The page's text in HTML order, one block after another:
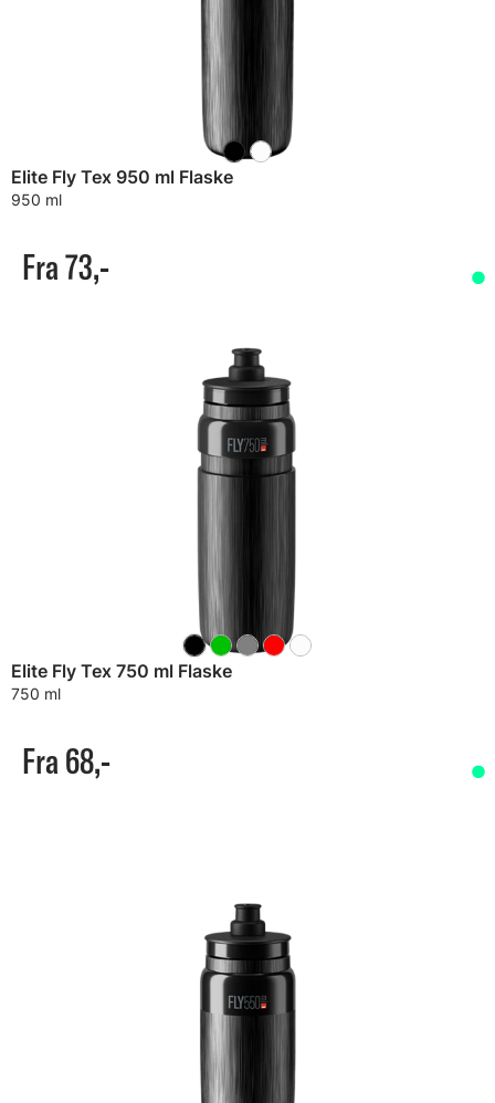
Elite Fly Tex 950 ml Flaske
950 ml
Fra 73,-
Elite Fly Tex 750 ml Flaske
750 ml
Fra 68,-